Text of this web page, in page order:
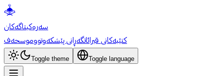
سەرەکیتاگەکان
کتێبەکانی قیرائاتگەڕانی پێشکەوتووموسحەف
Toggle theme Toggle language